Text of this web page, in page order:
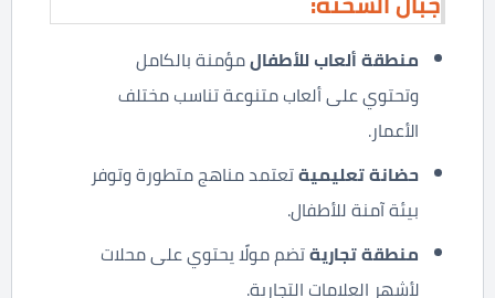
منطقة ألعاب للأطفالمؤمنة بالكامل
وتحتوي على ألعاب متنوعة تناسب مختلف
الأعمار.
حضانة تعليميةتعتمد مناهج متطورة وتوفر
بيئة آمنة للأطفال.
منطقة تجاريةتضم مولًا يحتوي على محلات
لأشهر العلامات التجارية.